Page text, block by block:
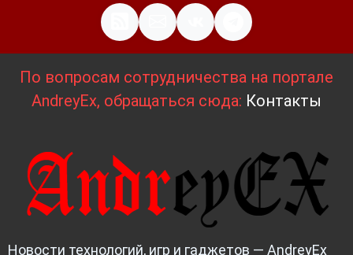
По вопросам сотрудничества на портале
AndreyEx, обращаться сюда: Контакты
Новости технологий, игр и гаджетов — AndreyEx